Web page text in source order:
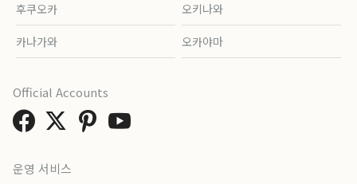
후쿠오카 오키나와
카나가와 오카야마
운영 서비스
Official Accounts